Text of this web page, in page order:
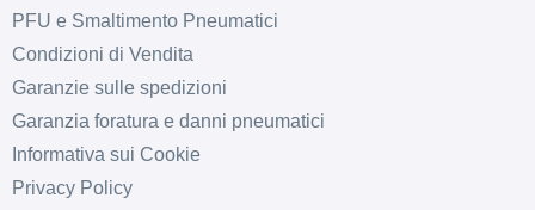
PFU e Smaltimento Pneumatici
Condizioni di Vendita
Garanzie sulle spedizioni
Garanzia foratura e danni pneumatici
Informativa sui Cookie
Privacy Policy